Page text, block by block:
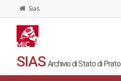
Sias
SIAS Archivio di Stato di Prato